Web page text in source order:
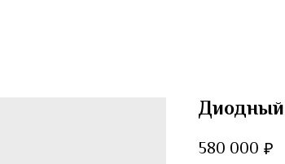
Диодный
580 000 ₽